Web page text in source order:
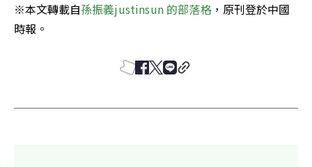
※本文轉載自孫振義justinsun 的部落格，原刊登於中國
時報。